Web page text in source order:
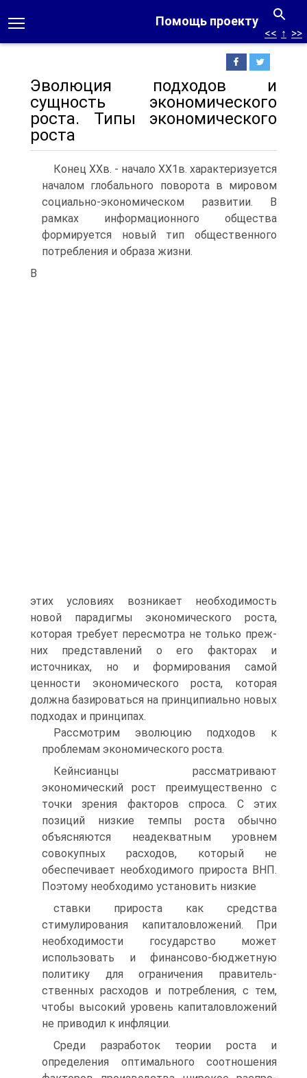
Помощь проекту
<< ↑ >>
Эволюция подходов и
сущность экономического
роста. Типы экономического
роста
Конец ХХв. - начало ХХ1в. характеризуется
началом гло­бального поворота в мировом
социально-экономическом раз­витии. В
рамках информационного общества
формируется но­вый тип общественного
потребления и образа жизни.
В
этих условиях возникает необходимость
новой парадигмы эконо­мического роста,
которая требует пересмотра не только преж­
них представлений о его факторах и
источниках, но и форми­рования самой
ценности экономического роста, которая
долж­на базироваться на принципиально новых
подходах и принци­пах.
Рассмотрим эволюцию подходов к
проблемам экономиче­ского роста.
Кейнсианцы рассматривают
экономический рост преиму­щественно с
точки зрения факторов спроса. С этих
позиций низкие темпы роста обычно
объясняются неадекватным уров­нем
совокупных расходов, который не
обеспечивает необходи­мого прироста ВНП.
Поэтому необходимо установить низкие
ставки прироста как средства
стимулирования капиталовложе­ний. При
необходимости государство может
использовать и финансово-бюджетную
политику для ограничения правитель­
ственных расходов и потребления, с тем,
чтобы высокий уро­вень капиталовложений
не приводил к инфляции.
Среди разработок теории роста и
определения оптималь­ного соотношения